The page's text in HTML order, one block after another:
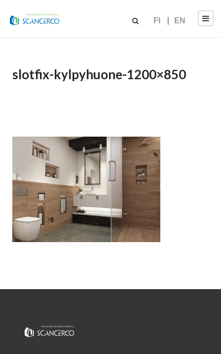
FI EN
slotfix-kylpyhuone-1200×850